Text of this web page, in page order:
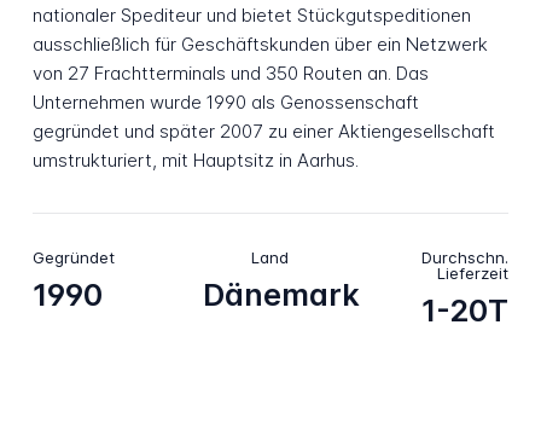
nationaler Spediteur und bietet Stückgutspeditionen
ausschließlich für Geschäftskunden über ein Netzwerk
von 27 Frachtterminals und 350 Routen an. Das
Unternehmen wurde 1990 als Genossenschaft
gegründet und später 2007 zu einer Aktiengesellschaft
umstrukturiert, mit Hauptsitz in Aarhus.
Gegründet
1990
Land
Dänemark
Durchschn.
Lieferzeit
1-20T